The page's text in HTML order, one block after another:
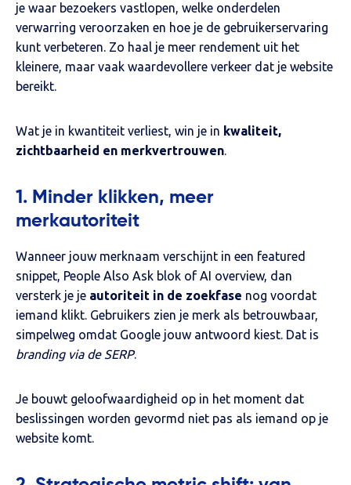
je waar bezoekers vastlopen, welke onderdelen
verwarring veroorzaken en hoe je de gebruikerservaring
kunt verbeteren. Zo haal je meer rendement uit het
kleinere, maar vaak waardevollere verkeer dat je website
bereikt.
Wat je in kwantiteit verliest, win je in kwaliteit,
zichtbaarheid en merkvertrouwen.
1. Minder klikken, meer
merkautoriteit
Wanneer jouw merknaam verschijnt in een featured
snippet, People Also Ask blok of AI overview, dan
versterk je je autoriteit in de zoekfase nog voordat
iemand klikt. Gebruikers zien je merk als betrouwbaar,
simpelweg omdat Google jouw antwoord kiest. Dat is
branding via de SERP.
Je bouwt geloofwaardigheid op in het moment dat
beslissingen worden gevormd niet pas als iemand op je
website komt.